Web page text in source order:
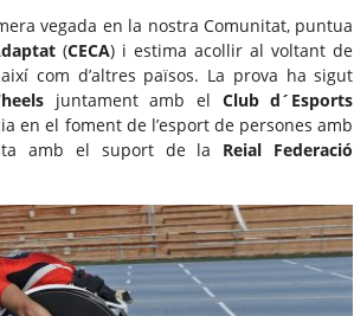
vegada en la nostra Comunitat, puntua
(CECA) i estima acollir al voltant de
com d’altres països. La prova ha sigut
juntament amb el Club d´Esports
en el foment de l’esport de persones amb
amb el suport de la Reial Federació